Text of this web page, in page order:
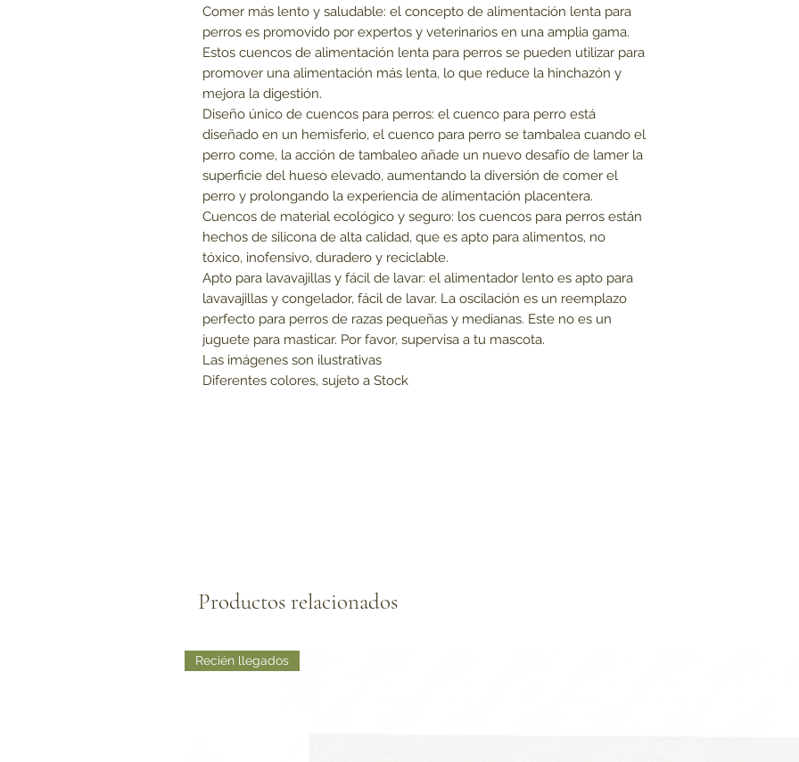
Productos relacionados
Recién llegados
Comer más lento y saludable: el concepto de alimentación lenta para
perros es promovido por expertos y veterinarios en una amplia gama.
Estos cuencos de alimentación lenta para perros se pueden utilizar para
promover una alimentación más lenta, lo que reduce la hinchazón y
mejora la digestión.
Diseño único de cuencos para perros: el cuenco para perro está
diseñado en un hemisferio, el cuenco para perro se tambalea cuando el
perro come, la acción de tambaleo añade un nuevo desafío de lamer la
superficie del hueso elevado, aumentando la diversión de comer el
perro y prolongando la experiencia de alimentación placentera.
Cuencos de material ecológico y seguro: los cuencos para perros están
hechos de silicona de alta calidad, que es apto para alimentos, no
tóxico, inofensivo, duradero y reciclable.
Apto para lavavajillas y fácil de lavar: el alimentador lento es apto para
lavavajillas y congelador, fácil de lavar. La oscilación es un reemplazo
perfecto para perros de razas pequeñas y medianas. Este no es un
juguete para masticar. Por favor, supervisa a tu mascota.
Las imágenes son ilustrativas
Diferentes colores, sujeto a Stock